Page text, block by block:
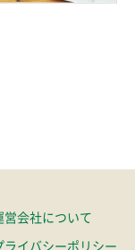
営会社について
ライバシーポリシー